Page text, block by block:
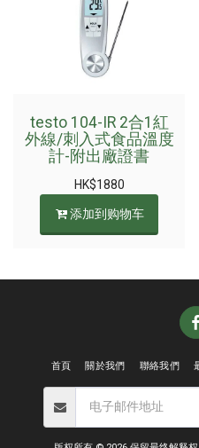
testo 104-IR 2合1紅
外線/刺入式食品溫度
計-附出廠證書
HK$1880
添加到购物车
首頁 關於我們 聯絡我們